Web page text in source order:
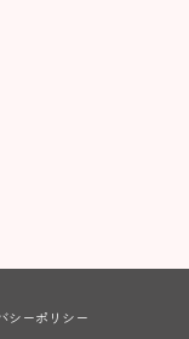
シーポリシー